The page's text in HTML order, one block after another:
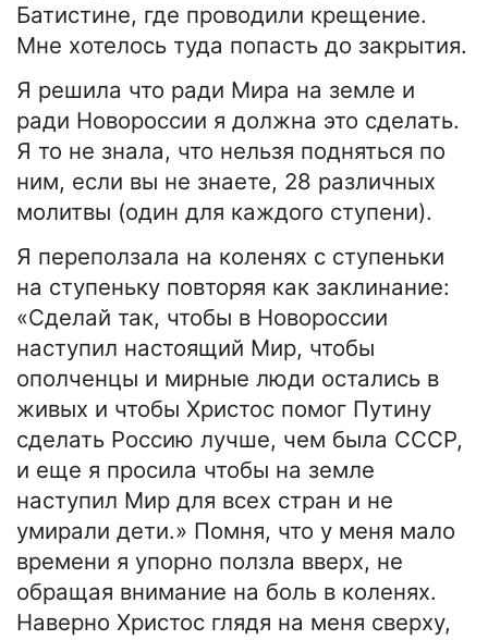
Батистине, где проводили крещение.
Мне хотелось туда попасть до закрытия.
Я решила что ради Мира на земле и
ради Новороссии я должна это сделать.
Я то не знала, что нельзя подняться по
ним, если вы не знаете, 28 различных
молитвы (один для каждого ступени).
Я переползала на коленях с ступеньки
на ступеньку повторяя как заклинание:
«Сделай так, чтобы в Новороссии
наступил настоящий Мир, чтобы
ополченцы и мирные люди остались в
живых и чтобы Христос помог Путину
сделать Россию лучше, чем была СССР,
и еще я просила чтобы на земле
наступил Мир для всех стран и не
умирали дети.» Помня, что у меня мало
времени я упорно ползла вверх, не
обращая внимание на боль в коленях.
Наверно Христос глядя на меня сверху,